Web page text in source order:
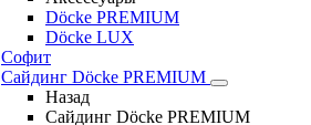
Döcke PREMIUM
Döcke LUX
Софит
Сайдинг Döcke PREMIUM
Назад
Сайдинг Döcke PREMIUM